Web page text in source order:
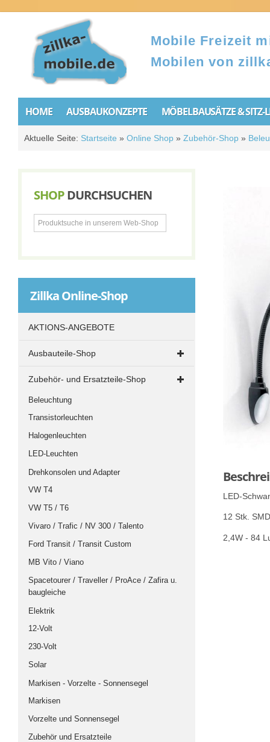
Mobile Freizeit
Mobilen von
HOME AUSBAUKONZEPTE MÖBELBAUSÄTZE & SITZ-
Aktuelle Seite: Startseite » Online Shop » Zubehör-Shop »
SHOPDURCHSUCHEN
ZillkaOnline-Shop
AKTIONS-ANGEBOTE
Ausbauteile-Shop
Ausbau-Materialien
Tisch, Beschläge und Schrauben
Ausbau-Komplett-Sets
VW T4
VW T5/T6
VW Caddy
Opel Vivaro/Renault Trafic/ usw.
Mini Camper
MB Vito
Dachvarianten
Zubehör- und Ersatzteile-Shop
Beleuchtung
Transistorleuchten
Halogenleuchten
LED-Leuchten
Drehkonsolen und Adapter
VW T4
VW T5 / T6
Vivaro / Trafic / NV 300 / Talento
Ford Transit / Transit Custom
MB Vito / Viano
Spacetourer / Traveller / ProAce / Zafira u.
baugleiche
Elektrik
12-Volt
230-Volt
Solar
Markisen - Vorzelte - Sonnensegel
Markisen
Vorzelte und Sonnensegel
Zubehör und Ersatzteile
LED-
12 Stk.
2,4W - 84